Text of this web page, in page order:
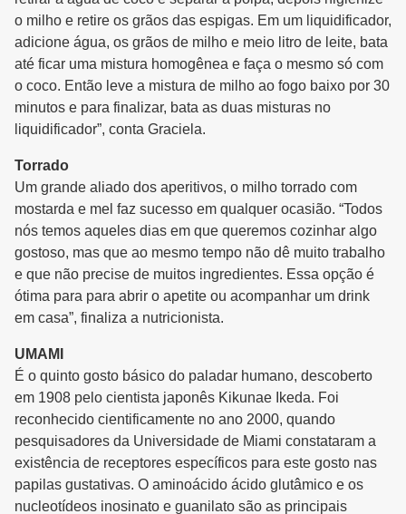
o milho e retire os grãos das espigas. Em um liquidificador,
adicione água, os grãos de milho e meio litro de leite, bata
até ficar uma mistura homogênea e faça o mesmo só com
o coco. Então leve a mistura de milho ao fogo baixo por 30
minutos e para finalizar, bata as duas misturas no
liquidificador”, conta Graciela.
Torrado
Um grande aliado dos aperitivos, o milho torrado com
mostarda e mel faz sucesso em qualquer ocasião. “Todos
nós temos aqueles dias em que queremos cozinhar algo
gostoso, mas que ao mesmo tempo não dê muito trabalho
e que não precise de muitos ingredientes. Essa opção é
ótima para para abrir o apetite ou acompanhar um drink
em casa”, finaliza a nutricionista.
UMAMI
É o quinto gosto básico do paladar humano, descoberto
em 1908 pelo cientista japonês Kikunae Ikeda. Foi
reconhecido cientificamente no ano 2000, quando
pesquisadores da Universidade de Miami constataram a
existência de receptores específicos para este gosto nas
papilas gustativas. O aminoácido ácido glutâmico e os
nucleotídeos inosinato e guanilato são as principais